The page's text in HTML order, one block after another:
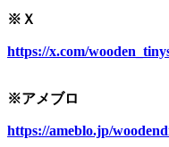
※Ｘ
https://x.com/
※アメブロ
https://ameblo.jp/